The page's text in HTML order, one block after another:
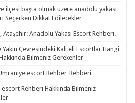
ilçesi başta olmak üzere anadolu yakası
Seçerken Dikkat Edilecekler
Ataşehir: Anadolu Yakası Escort Rehberi.
Yakın Çevresindeki Kaliteli Escortlar Hangi
Bilmeniz Gerekenler
escort Rehberi Rehberi
Rehberi Hakkında Bilmeniz